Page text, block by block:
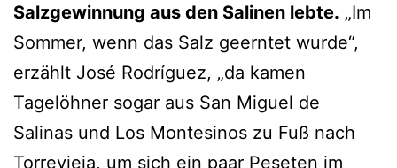
Salzgewinnung aus den Salinen lebte. „Im
Sommer, wenn das Salz geerntet wurde“,
erzählt José Rodríguez, „da kamen
Tagelöhner sogar aus San Miguel de
Salinas und Los Montesinos zu Fuß nach
Torrevieja, um sich ein paar Peseten im